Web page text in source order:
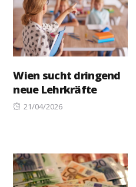
Wien sucht dringend
neue Lehrkräfte
Posted
21/04/2026